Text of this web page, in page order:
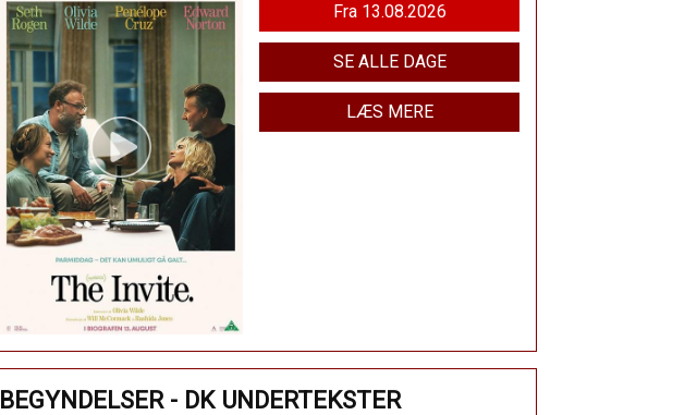
Fra 13.08.2026
SE ALLE DAGE
LÆS MERE
BEGYNDELSER - DK UNDERTEKSTER